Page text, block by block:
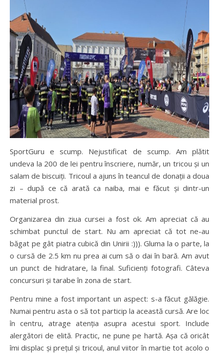
SportGuru e scump. Nejustificat de scump. Am plătit
undeva la 200 de lei pentru înscriere, număr, un tricou și un
salam de biscuiți. Tricoul a ajuns în teancul de donații a doua
zi – după ce că arată ca naiba, mai e făcut și dintr-un
material prost.
Organizarea din ziua cursei a fost ok. Am apreciat că au
schimbat punctul de start. Nu am apreciat că tot ne-au
băgat pe gât piatra cubică din Unirii :))). Gluma la o parte, la
o cursă de 2.5 km nu prea ai cum să o dai în bară. Am avut
un punct de hidratare, la final. Suficienți fotografi. Câteva
concursuri și tarabe în zona de start.
Pentru mine a fost important un aspect: s-a făcut gălăgie.
Numai pentru asta o să tot particip la această cursă. Are loc
în centru, atrage atenția asupra acestui sport. Include
alergători de elită. Practic, ne pune pe hartă. Așa că oricât
îmi displac și prețul și tricoul, anul viitor în martie tot acolo o